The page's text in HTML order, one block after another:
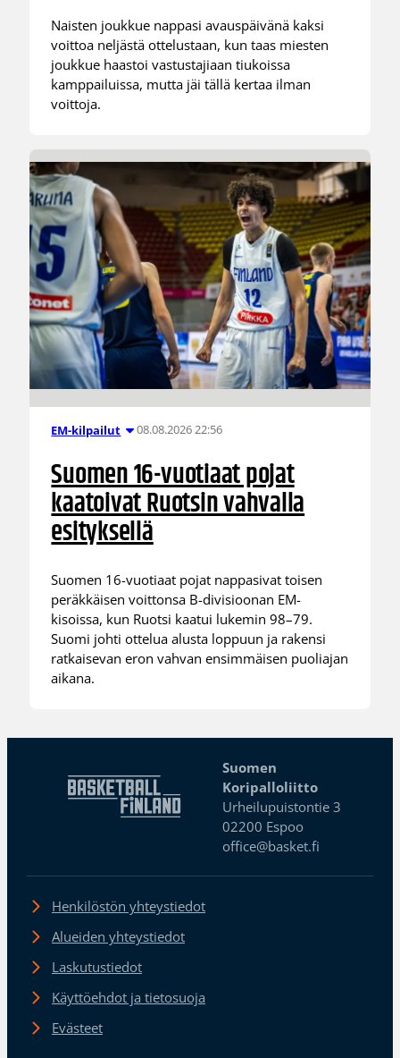
Naisten joukkue nappasi avauspäivänä kaksi
voittoa neljästä ottelustaan, kun taas miesten
joukkue haastoi vastustajiaan tiukoissa
kamppailuissa, mutta jäi tällä kertaa ilman
voittoja.
EM-kilpailut 08.08.2026 22:56
Suomen 16-vuotiaat pojat
kaatoivat Ruotsin vahvalla
esityksellä
Suomen 16-vuotiaat pojat nappasivat toisen
peräkkäisen voittonsa B-divisioonan EM-
kisoissa, kun Ruotsi kaatui lukemin 98–79.
Suomi johti ottelua alusta loppuun ja rakensi
ratkaisevan eron vahvan ensimmäisen puoliajan
aikana.
Suomen
Koripalloliitto
Urheilupuistontie 3
02200 Espoo
office@basket.fi
Henkilöstön yhteystiedot
Alueiden yhteystiedot
Laskutustiedot
Käyttöehdot ja tietosuoja
Evästeet